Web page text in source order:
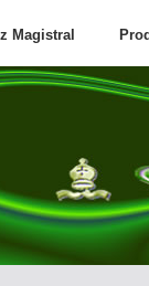
Magistral